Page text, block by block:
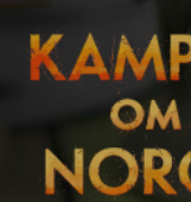
Hopp
til
navigasjon
Hopp
til